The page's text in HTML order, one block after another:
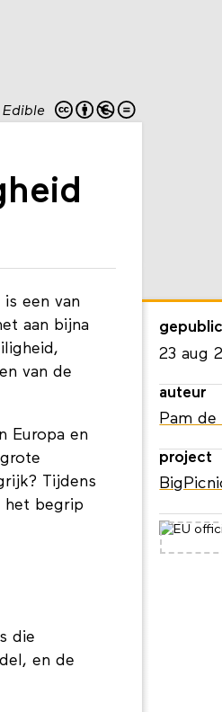
Edible
een van
aan bijna
van de
Europa en
Tijdens
het begrip
die
en de
23 aug
auteur
Pam
project